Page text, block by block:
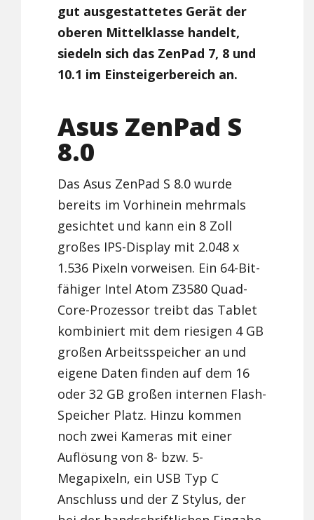
gut ausgestattetes Gerät der
oberen Mittelklasse handelt,
siedeln sich das ZenPad 7, 8 und
10.1 im Einsteigerbereich an.
Asus ZenPad S
8.0
Das Asus ZenPad S 8.0 wurde
bereits im Vorhinein mehrmals
gesichtet und kann ein 8 Zoll
großes IPS-Display mit 2.048 x
1.536 Pixeln vorweisen. Ein 64-Bit-
fähiger Intel Atom Z3580 Quad-
Core-Prozessor treibt das Tablet
kombiniert mit dem riesigen 4 GB
großen Arbeitsspeicher an und
eigene Daten finden auf dem 16
oder 32 GB großen internen Flash-
Speicher Platz. Hinzu kommen
noch zwei Kameras mit einer
Auflösung von 8- bzw. 5-
Megapixeln, ein USB Typ C
Anschluss und der Z Stylus, der